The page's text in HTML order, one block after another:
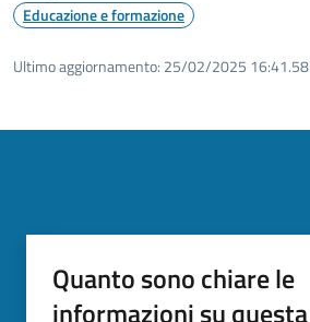
Educazione e formazione
Ultimo aggiornamento: 25/02/2025 16:41.58
Quanto sono chiare le
informazioni su questa